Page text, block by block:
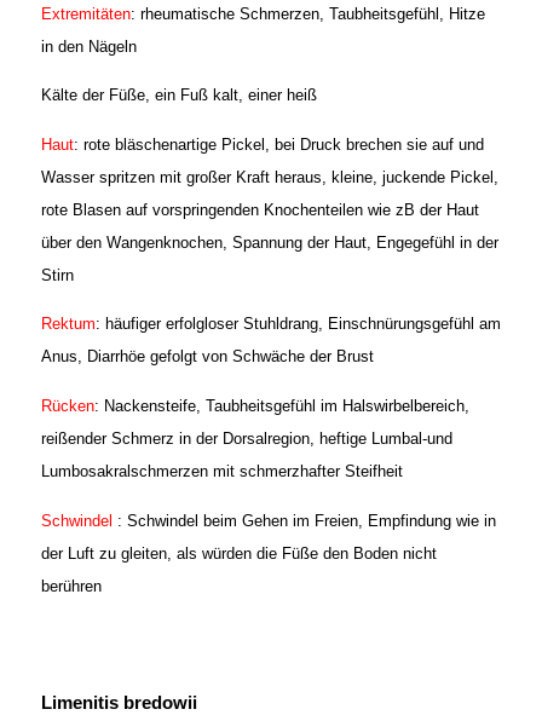
Extremitäten: rheumatische Schmerzen, Taubheitsgefühl, Hitze
in den Nägeln
Kälte der Füße, ein Fuß kalt, einer heiß
Haut: rote bläschenartige Pickel, bei Druck brechen sie auf und
Wasser spritzen mit großer Kraft heraus, kleine, juckende Pickel,
rote Blasen auf vorspringenden Knochenteilen wie zB der Haut
über den Wangenknochen, Spannung der Haut, Engegefühl in der
Stirn
Rektum: häufiger erfolgloser Stuhldrang, Einschnürungsgefühl am
Anus, Diarrhöe gefolgt von Schwäche der Brust
Rücken: Nackensteife, Taubheitsgefühl im Halswirbelbereich,
reißender Schmerz in der Dorsalregion, heftige Lumbal-und
Lumbosakralschmerzen mit schmerzhafter Steifheit
Schwindel : Schwindel beim Gehen im Freien, Empfindung wie in
der Luft zu gleiten, als würden die Füße den Boden nicht
berühren
Limenitis bredowii